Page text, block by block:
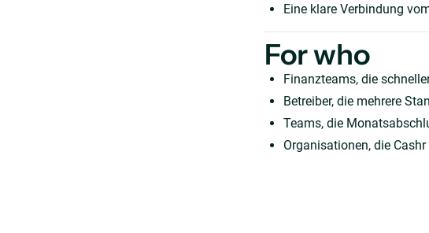
Eine klare Verbindung
For who
Finanzteams, die
Betreiber, die mehrere
Teams, die
Organisationen, die